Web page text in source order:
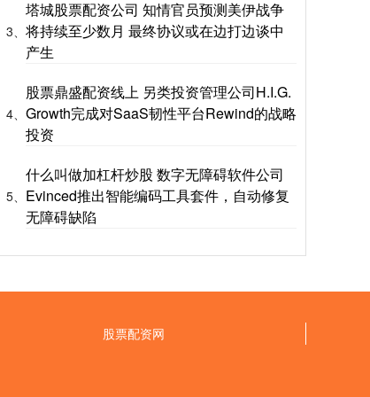
3、
塔城股票配资公司 知情官员预测美伊战争
将持续至少数月 最终协议或在边打边谈中
产生
4、
股票鼎盛配资线上 另类投资管理公司H.I.G.
Growth完成对SaaS韧性平台Rewind的战略
投资
5、
什么叫做加杠杆炒股 数字无障碍软件公司
Evinced推出智能编码工具套件，自动修复
无障碍缺陷
股票配资网